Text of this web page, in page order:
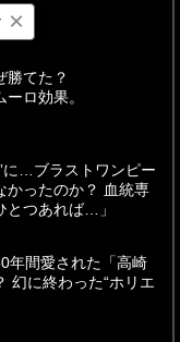
週間
勝てた？
ロ効果。
に…ブラストワンピー
かったのか？ 血統専
とつあれば…」
年間愛された「高崎
幻に終わった“ホリエ
×